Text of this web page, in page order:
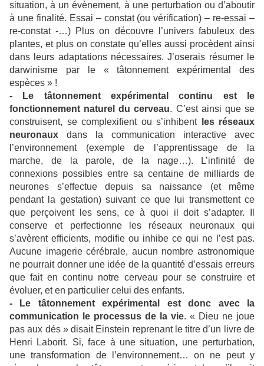
situation, à un évènement, à une perturbation ou d’aboutir
à une finalité. Essai – constat (ou vérification) – re-essai –
re-constat -…) Plus on découvre l’univers fabuleux des
plantes, et plus on constate qu’elles aussi procèdent ainsi
dans leurs adaptations nécessaires. J’oserais résumer le
darwinisme par le « tâtonnement expérimental des
espèces » !
- Le tâtonnement expérimental continu est le
fonctionnement naturel du cerveau. C’est ainsi que se
construisent, se complexifient ou s’inhibent
les réseaux
neuronaux dans la communication interactive avec
l’environnement (exemple de l’apprentissage de la
marche, de la parole, de la nage…). L’infinité de
connexions possibles entre sa centaine de milliards de
neurones s’effectue depuis sa naissance (et même
pendant la gestation) suivant ce que lui transmettent ce
que perçoivent les sens, ce à quoi il doit s’adapter. Il
conserve et perfectionne les réseaux neuronaux qui
s’avèrent efficients, modifie ou inhibe ce qui ne l’est pas.
Aucune imagerie cérébrale, aucun nombre astronomique
ne pourrait donner une idée de la quantité d’essais erreurs
que fait en continu notre cerveau pour se construire et
évoluer, et en particulier celui des enfants.
- Le tâtonnement expérimental est donc avec la
communication le processus de la vie. « Dieu ne joue
pas aux dés » disait Einstein reprenant le titre d’un livre de
Henri Laborit. Si, face à une situation, une perturbation,
une transformation de l’environnement… on ne peut y